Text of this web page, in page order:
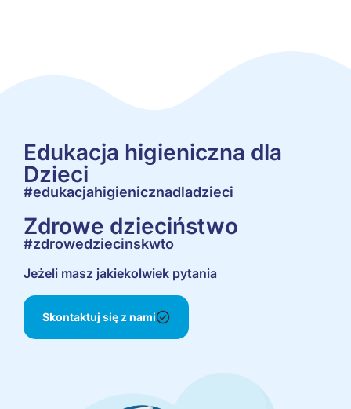
Edukacja higieniczna dla
Dzieci
#edukacjahigienicznadladzieci
Zdrowe dzieciństwo
#zdrowedziecinskwto
Jeżeli masz jakiekolwiek pytania
Skontaktuj się z nami